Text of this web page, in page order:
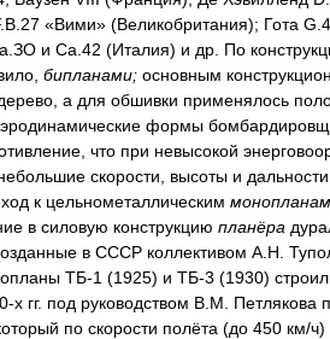
«Вими» (Великобритания); Гота
и Са.42 (Италия) и др. По
бипланами; основным
а для обшивки применялось
формы
что при невысокой
скорости, высоты и
к цельнометаллическим
в силовую конструкцию планёра
в СССР коллективом А.Н.
ТБ-1 (1925) и ТБ-3 (1930)
х гг. под руководством В.М. Петлякова
по скорости полёта (до 450 км/ч)